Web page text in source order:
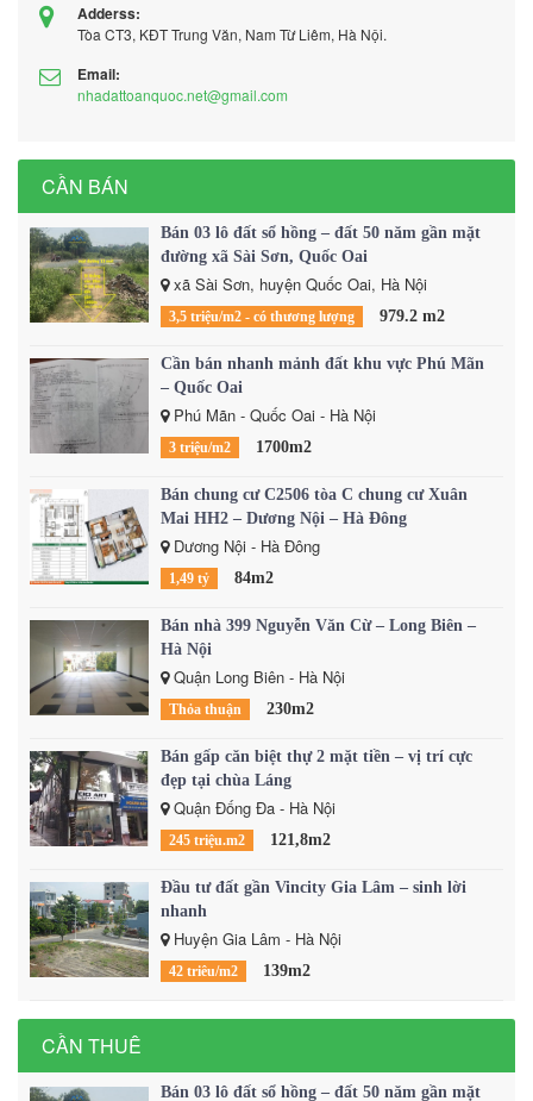
Adderss:
Tòa CT3, KĐT Trung Văn, Nam Từ Liêm, Hà Nội.
Email:
nhadattoanquoc.net@gmail.com
CẦN BÁN
Bán 03 lô đất sổ hồng – đất 50 năm gần mặt
đường xã Sài Sơn, Quốc Oai
xã Sài Sơn, huyện Quốc Oai, Hà Nội
3,5 triệu/m2 - có thương lượng 979.2 m2
Cần bán nhanh mảnh đất khu vực Phú Mãn
– Quốc Oai
Phú Mãn - Quốc Oai - Hà Nội
3 triệu/m2 1700m2
Bán chung cư C2506 tòa C chung cư Xuân
Mai HH2 – Dương Nội – Hà Đông
Dương Nội - Hà Đông
1,49 tỷ 84m2
Bán nhà 399 Nguyễn Văn Cừ – Long Biên –
Hà Nội
Quận Long Biên - Hà Nội
Thỏa thuận 230m2
Bán gấp căn biệt thự 2 mặt tiền – vị trí cực
đẹp tại chùa Láng
Quận Đống Đa - Hà Nội
245 triệu.m2 121,8m2
Đầu tư đất gần Vincity Gia Lâm – sinh lời
nhanh
Huyện Gia Lâm - Hà Nội
42 triêu/m2 139m2
CẦN THUÊ
Bán 03 lô đất sổ hồng – đất 50 năm gần mặt